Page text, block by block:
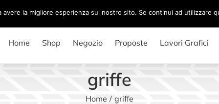
Home Shop Negozio Proposte Lavori Grafici
griffe
Home / griffe
la migliore esperienza sul nostro sito. Se continui ad utilizzare